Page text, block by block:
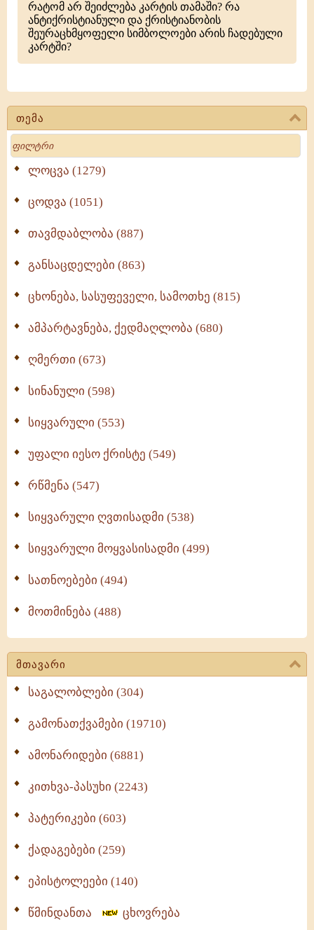
თემა
Search
ლოცვა (1279)
ცოდვა (1051)
თავმდაბლობა (887)
განსაცდელები (863)
ცხონება, სასუფეველი, სამოთხე (815)
ამპარტავნება, ქედმაღლობა (680)
ღმერთი (673)
სინანული (598)
სიყვარული (553)
უფალი იესო ქრისტე (549)
რწმენა (547)
სიყვარული ღვთისადმი (538)
სიყვარული მოყვასისადმი (499)
სათნოებები (494)
მოთმინება (488)
მთავარი
საგალობლები (304)
გამონათქვამები (19710)
ამონარიდები (6881)
კითხვა-პასუხი (2243)
პატერიკები (603)
ქადაგებები (259)
ეპისტოლეები (140)
წმინდანთა ცხოვრება
რატომ არ შეიძლება კარტის თამაში? რა
ანტიქრისტიანული და ქრისტიანობის
შეურაცხმყოფელი სიმბოლოები არის ჩადებული
კარტში?